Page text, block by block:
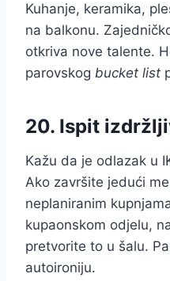
Kuhanje, keramika,
na balkonu.
otkriva nove talente.
parovskog bucket list
20. Ispit
Kažu da je odlazak u
Ako završite jedući
neplaniranim
kupaonskom odjelu,
pretvorite to u šalu.
autoironiju.